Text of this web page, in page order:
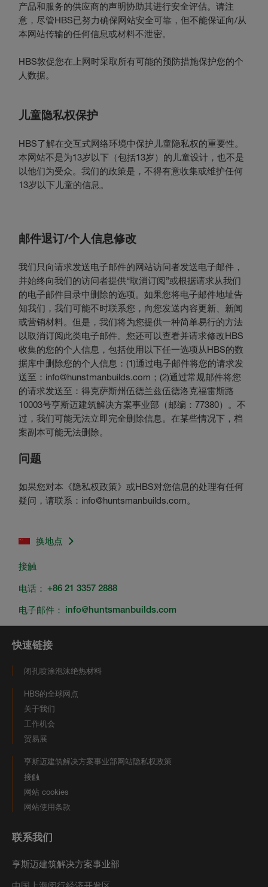
产品和服务的供应商的声明协助其进行安全评估。请注
意，尽管HBS已努力确保网站安全可靠，但不能保证向/从
本网站传输的任何信息或材料不泄密。
HBS敦促您在上网时采取所有可能的预防措施保护您的个
人数据。
儿童隐私权保护
HBS了解在交互式网络环境中保护儿童隐私权的重要性。
本网站不是为13岁以下（包括13岁）的儿童设计，也不是
以他们为受众。我们的政策是，不得有意收集或维护任何
13岁以下儿童的信息。
邮件退订/个人信息修改
我们只向请求发送电子邮件的网站访问者发送电子邮件，
并始终向我们的访问者提供“取消订阅”或根据请求从我们
的电子邮件目录中删除的选项。如果您将电子邮件地址告
知我们，我们可能不时联系您，向您发送内容更新、新闻
或营销材料。但是，我们将为您提供一种简单易行的方法
以取消订阅此类电子邮件。您还可以查看并请求修改HBS
收集的您的个人信息，包括使用以下任一选项从HBS的数
据库中删除您的个人信息：(1)通过电子邮件将您的请求发
送至：info@hunstmanbuilds.com；(2)通过常规邮件将您
的请求发送至：得克萨斯州伍德兰兹伍德洛克福雷斯路
10003号亨斯迈建筑解决方案事业部（邮编：77380）。不
过，我们可能无法立即完全删除信息。在某些情况下，档
案副本可能无法删除。
问题
如果您对本《隐私权政策》或HBS对您信息的处理有任何
疑问，请联系：info@huntsmanbuilds.com。
换地点
接触
电话： +86 21 3357 2888
电子邮件： info@huntsmanbuilds.com
快速链接
闭孔喷涂泡沫绝热材料
HBS的全球网点
关于我们
工作机会
贸易展
亨斯迈建筑解决方案事业部网站隐私权政策
接触
网站 cookies
网站使用条款
联系我们
亨斯迈建筑解决方案事业部